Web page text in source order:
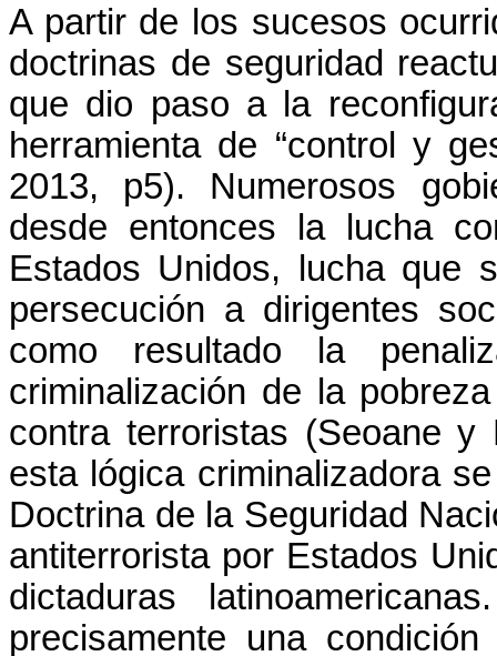
A partir de los sucesos
doctrinas de seguridad
que dio paso a la
herramienta de “control y
2013, p5). Numerosos
desde entonces la lucha
Estados Unidos, lucha que
persecución a dirigentes
como resultado la
criminalización de la
contra terroristas (Seoane
esta lógica criminalizadora
Doctrina de la Seguridad
antiterrorista por Estados
dictaduras
precisamente una